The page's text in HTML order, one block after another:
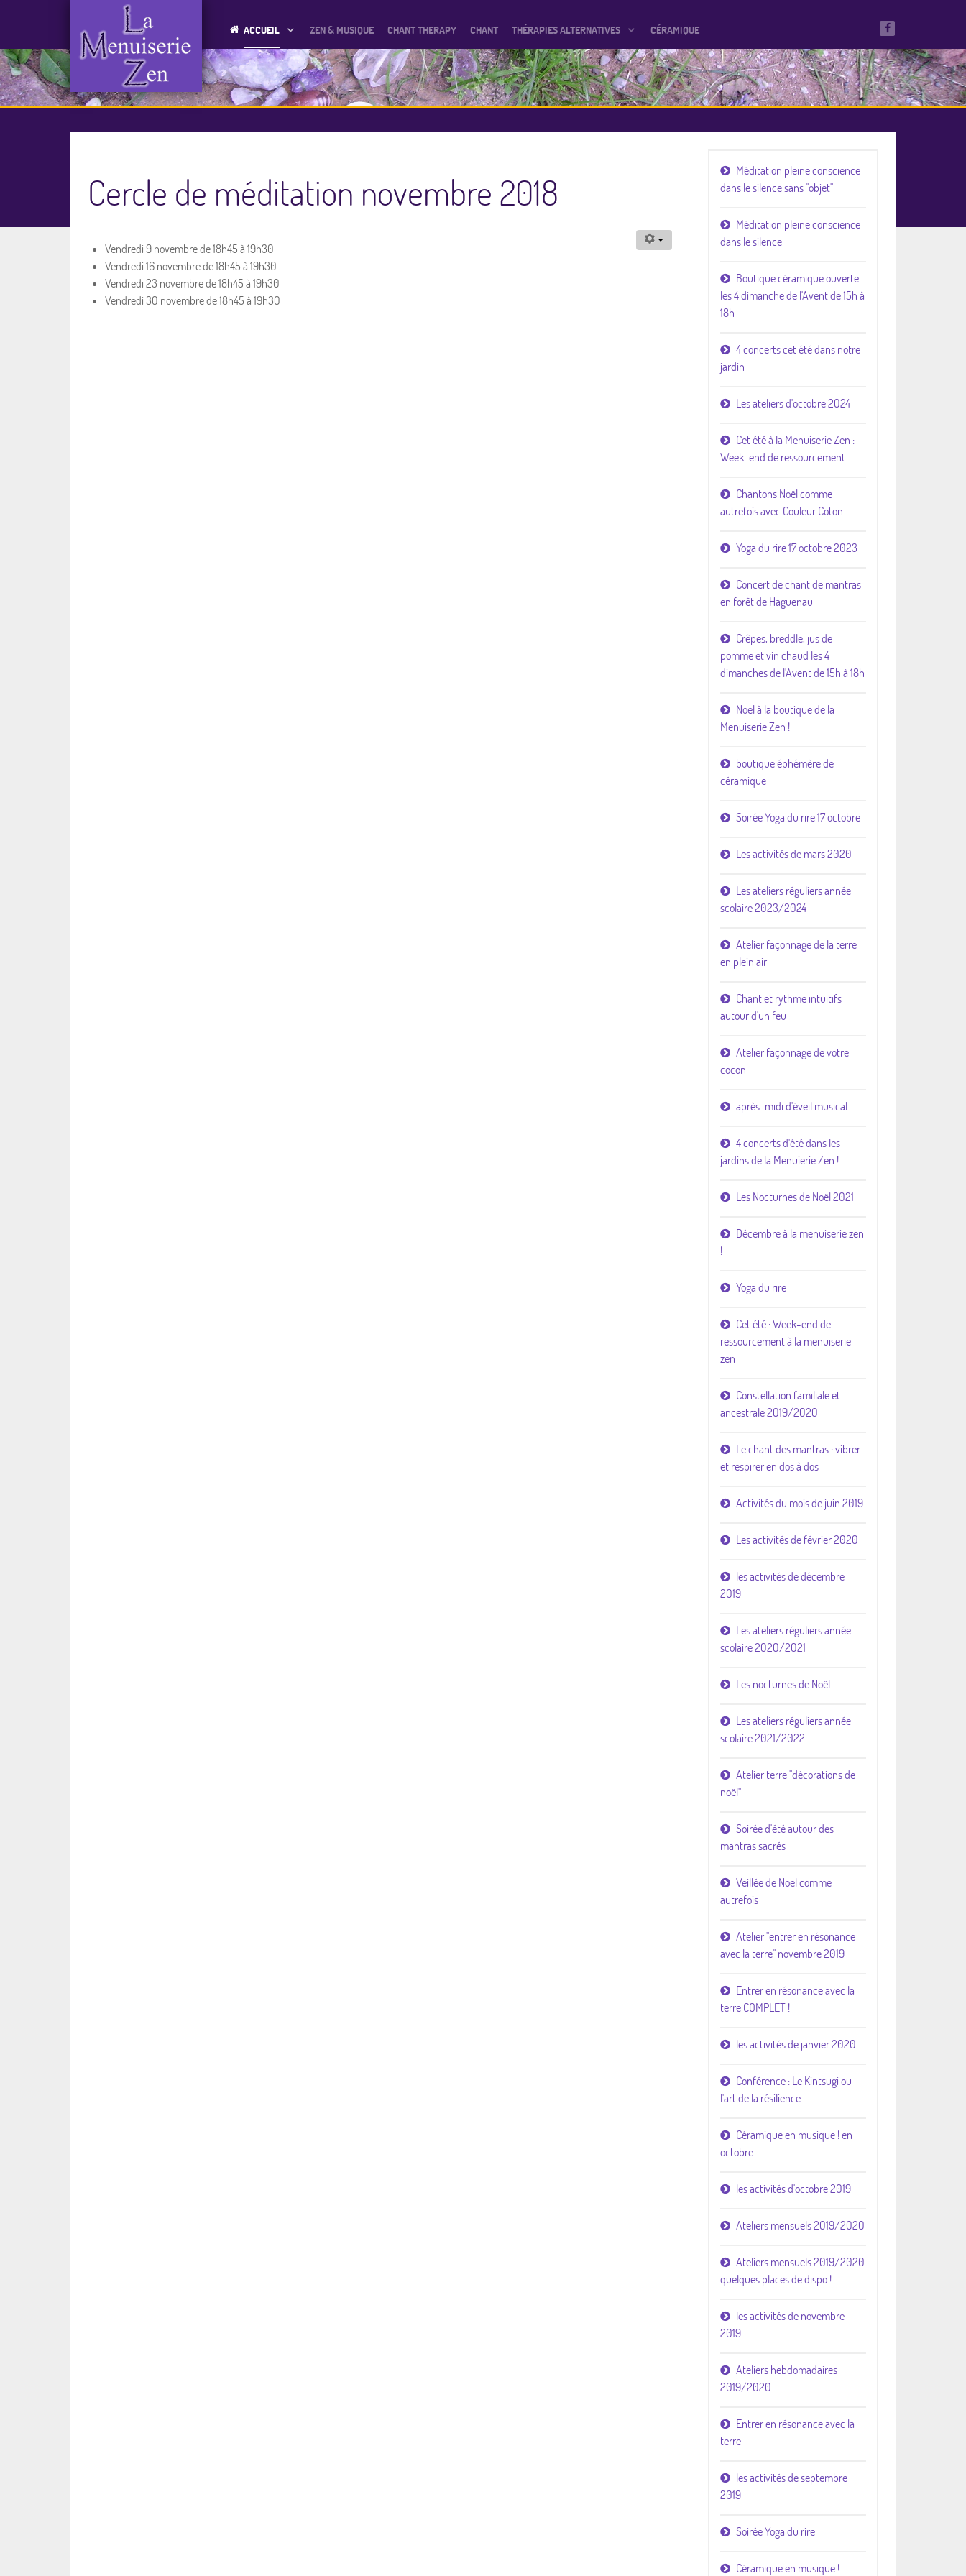
ACCUEIL ZEN & MUSIQUE CHANT THERAPY CHANT THÉRAPIES ALTERNATIVES CÉRAMIQUE
Cercle de méditation novembre 2018
Vendredi 9 novembre de 18h45 à 19h30
Vendredi 16 novembre de 18h45 à 19h30
Vendredi 23 novembre de 18h45 à 19h30
Vendredi 30 novembre de 18h45 à 19h30
Méditation pleine conscience
dans le silence sans "objet"
Méditation pleine conscience
dans le silence
Boutique céramique ouverte
les 4 dimanche de l'Avent de 15h à
18h
4 concerts cet été dans notre
jardin
Les ateliers d'octobre 2024
Cet été à la Menuiserie Zen :
Week-end de ressourcement
Chantons Noël comme
autrefois avec Couleur Coton
Yoga du rire 17 octobre 2023
Concert de chant de mantras
en forêt de Haguenau
Crêpes, breddle, jus de
pomme et vin chaud les 4
dimanches de l'Avent de 15h à 18h
Noël à la boutique de la
Menuiserie Zen !
boutique éphémère de
céramique
Soirée Yoga du rire 17 octobre
Les activités de mars 2020
Les ateliers réguliers année
scolaire 2023/2024
Atelier façonnage de la terre
en plein air
Chant et rythme intuitifs
autour d'un feu
Atelier façonnage de votre
cocon
après-midi d'éveil musical
4 concerts d'été dans les
jardins de la Menuierie Zen !
Les Nocturnes de Noël 2021
Décembre à la menuiserie zen
!
Yoga du rire
Cet été : Week-end de
ressourcement à la menuiserie
zen
Constellation familiale et
ancestrale 2019/2020
Le chant des mantras : vibrer
et respirer en dos à dos
Activités du mois de juin 2019
Les activités de février 2020
les activités de décembre
2019
Les ateliers réguliers année
scolaire 2020/2021
Les nocturnes de Noël
Les ateliers réguliers année
scolaire 2021/2022
Atelier terre "décorations de
noël"
Soirée d'été autour des
mantras sacrés
Veillée de Noël comme
autrefois
Atelier "entrer en résonance
avec la terre" novembre 2019
Entrer en résonance avec la
terre COMPLET !
les activités de janvier 2020
Conférence : Le Kintsugi ou
l'art de la résilience
Céramique en musique ! en
octobre
les activités d'octobre 2019
Ateliers mensuels 2019/2020
Ateliers mensuels 2019/2020
quelques places de dispo !
les activités de novembre
2019
Ateliers hebdomadaires
2019/2020
Entrer en résonance avec la
terre
les activités de septembre
2019
Soirée Yoga du rire
Céramique en musique !